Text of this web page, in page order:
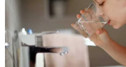
průměru až 50
včelím domku je
přirozené
sezóny zůstává